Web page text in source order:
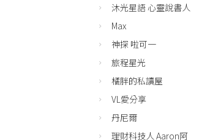
沐光星語 心靈說書人
Max
神探 啦可一
旅程星光
橘胖的私讀屋
VL愛分享
丹尼爾
理財科技人 Aaron阿